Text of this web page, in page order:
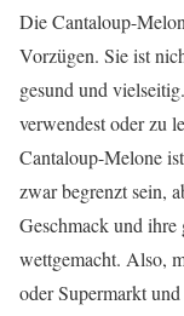
Die Cantaloup-
Vorzügen. Sie ist
gesund und
verwendest oder zu
Cantaloup-Melone
zwar begrenzt sein,
Geschmack und
wettgemacht. Also,
oder Supermarkt